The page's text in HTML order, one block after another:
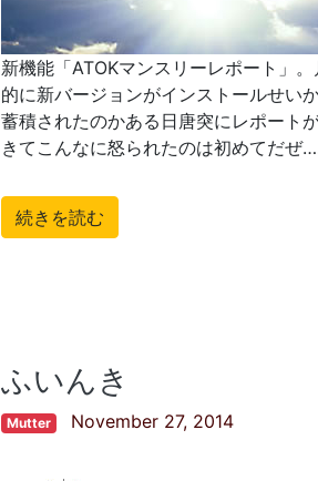
新機能「ATOKマンスリーレポート」
的に新バージョンがインストールせい
蓄積されたのかある日唐突にレポート
きてこんなに怒られたのは初めてだぜ
続きを読む
ふいんき
Mutter November 27, 2014